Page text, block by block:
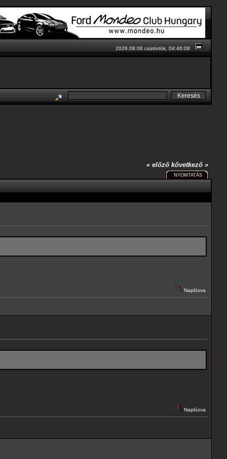
2026.08.06 csütörtök, 04:46:08
« előző következő »
NYOMTATÁS
Naplózva
Naplózva